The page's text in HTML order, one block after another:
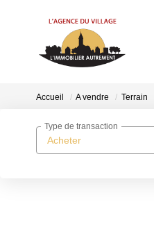
Accueil A vendre Terrain
Acheter
Type de transaction